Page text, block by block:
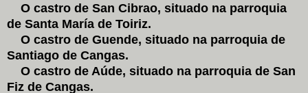
O castro de San Cibrao, situado na parroquia
de Santa María de Toiriz.
O castro de Guende, situado na parroquia de
Santiago de Cangas.
O castro de Aúde, situado na parroquia de San
Fiz de Cangas.